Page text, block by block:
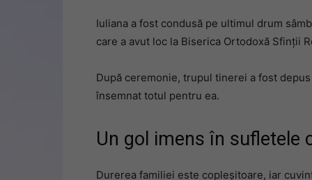
Iuliana a fost condusă pe ultimul drum
care a avut loc la Biserica Ortodoxă Sfinții
După ceremonie, trupul tinerei a fost
însemnat totul pentru ea.
Un gol imens în sufletele
Durerea familiei este copleșitoare, iar